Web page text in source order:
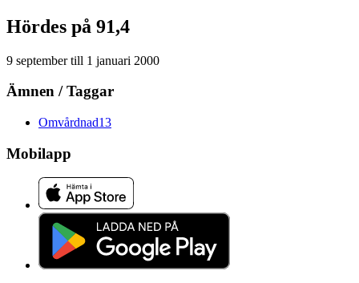
Hördes på 91,4
9 septembertill 1 januari 2000
Ämnen / Taggar
Omvårdnad13
Mobilapp